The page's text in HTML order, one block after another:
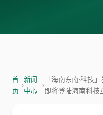
首
页
›
新闻
中心
›
「海南东南·科技
即将登陆海南科技